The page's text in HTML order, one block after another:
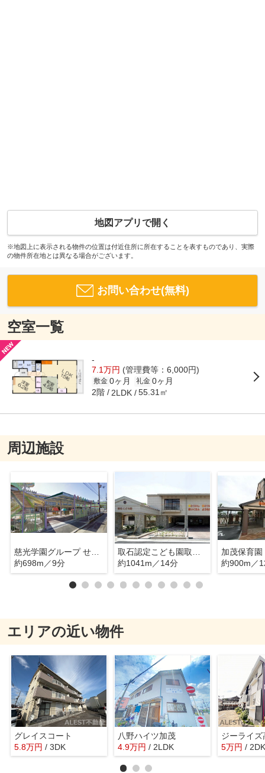
地図アプリで開く
※地図上に表示される物件の位置は付近住所に所在することを表すものであり、実際
の物件所在地とは異なる場合がございます。
お問い合わせ(無料)
空室一覧
-
7.1万円 (管理費等：6,000円)
敷金 0ヶ月 礼金 0ヶ月
2階 2LDK 55.31㎡
周辺施設
慈光学園グループ せいこう幼稚園・保育園
約698m／9分
取石認定こども園取石幼稚園
約1041m／14分
加茂保育園
約900m／
エリアの近い物件
グレイスコート
5.8万円 / 3DK
八野ハイツ加茂
4.9万円 / 2LDK
ジーライズ
5万円 / 2DK